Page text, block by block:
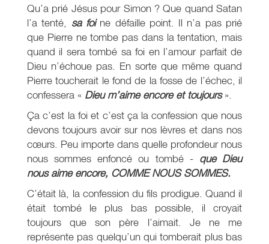
Qu’a prié Jésus pour Simon ? Que quand Satan
l’a tenté, sa foine défaille point. Il n’a pas prié
que Pierre ne tombe pas dans la tentation, mais
quand il sera tombé sa foi en l’amour parfait de
Dieu n’échoue pas. En sorte que même quand
Pierre toucherait le fond de la fosse de l’échec, il
confessera « Dieu m’aime encore et toujours».
Ça c’est la foi et c’est ça la confession que nous
devons toujours avoir sur nos lèvres et dans nos
cœurs. Peu importe dans quelle profondeur nous
nous sommes enfoncé ou tombé - que Dieu
nous aime encore, COMME NOUS SOMMES.
C’était là, la confession du fils prodigue. Quand il
était tombé le plus bas possible, il croyait
toujours que son père l’aimait. Je ne me
représente pas quelqu’un qui tomberait plus bas